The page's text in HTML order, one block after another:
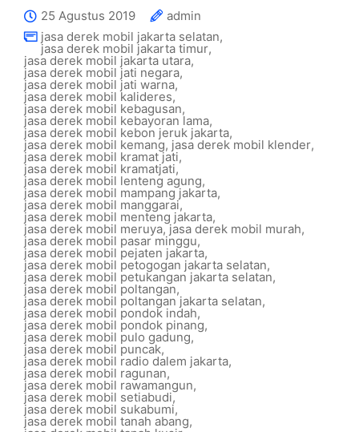
25 Agustus 2019
admin
jasa derek mobil jakarta selatan,
jasa derek mobil jakarta timur,
jasa derek mobil jakarta utara,
jasa derek mobil jati negara,
jasa derek mobil jati warna,
jasa derek mobil kalideres,
jasa derek mobil kebagusan,
jasa derek mobil kebayoran lama,
jasa derek mobil kebon jeruk jakarta,
jasa derek mobil kemang, jasa derek mobil klender,
jasa derek mobil kramat jati,
jasa derek mobil kramatjati,
jasa derek mobil lenteng agung,
jasa derek mobil mampang jakarta,
jasa derek mobil manggarai,
jasa derek mobil menteng jakarta,
jasa derek mobil meruya,jasa derek mobil murah,
jasa derek mobil pasar minggu,
jasa derek mobil pejaten jakarta,
jasa derek mobil petogogan jakarta selatan,
jasa derek mobil petukangan jakarta selatan,
jasa derek mobil poltangan,
jasa derek mobil poltangan jakarta selatan,
jasa derek mobil pondok indah,
jasa derek mobil pondok pinang,
jasa derek mobil pulo gadung,
jasa derek mobil puncak,
jasa derek mobil radio dalem jakarta,
jasa derek mobil ragunan,
jasa derek mobil rawamangun,
jasa derek mobil setiabudi,
jasa derek mobil sukabumi,
jasa derek mobil tanah abang,